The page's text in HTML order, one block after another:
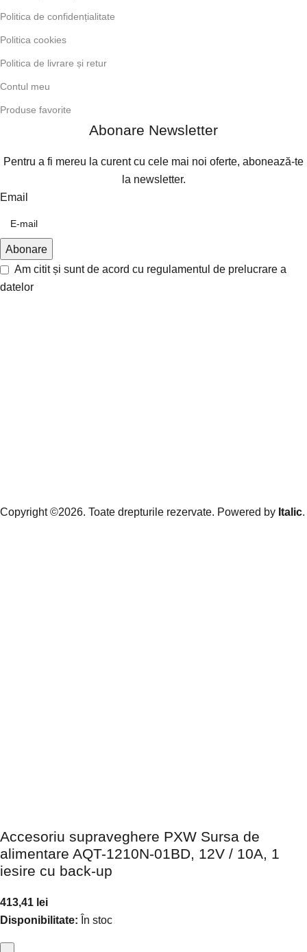
Politica de confidențialitate
Politica cookies
Politica de livrare și retur
Contul meu
Produse favorite
Abonare Newsletter
Pentru a fi mereu la curent cu cele mai noi oferte, abonează-te
la newsletter.
Email
Am citit și sunt de acord cu regulamentul de prelucrare a
datelor
Copyright ©2026. Toate drepturile rezervate. Powered by Italic.
Accesoriu supraveghere PXW Sursa de
alimentare AQT-1210N-01BD, 12V / 10A, 1
iesire cu back-up
413,41 lei
Disponibilitate: În stoc